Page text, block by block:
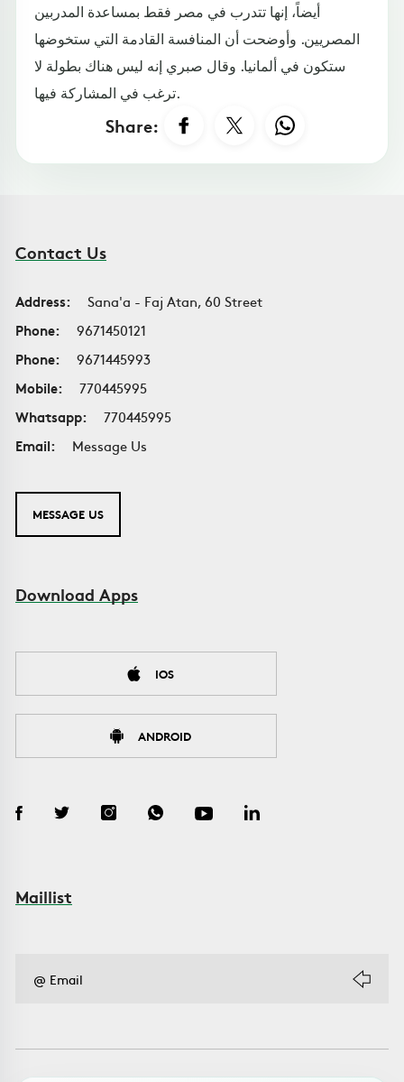
أيضاً، إنها تتدرب في مصر فقط بمساعدة المدربين
المصريين. وأوضحت أن المنافسة القادمة التي ستخوضها
ستكون في ألمانيا. وقال صبري إنه ليس هناك بطولة لا
ترغب في المشاركة فيها.
Share:
Contact Us
Address:
Sana'a - Faj Atan, 60 Street
Phone:
9671450121
Phone:
9671445993
Mobile:
770445995
Whatsapp:
770445995
Email:
Message Us
MESSAGE US
Download Apps
IOS
ANDROID
Maillist